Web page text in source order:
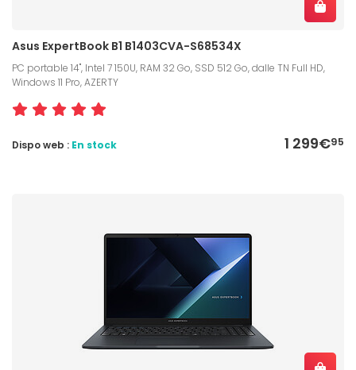
Asus ExpertBook B1 B1403CVA-S68534X
PC portable 14", Intel 7 150U, RAM 32 Go, SSD 512 Go, dalle TN Full HD,
Windows 11 Pro, AZERTY
1 299€95
Dispo web : En stock